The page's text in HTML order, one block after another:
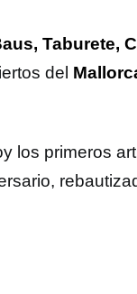
Taburete,
del
los primeros